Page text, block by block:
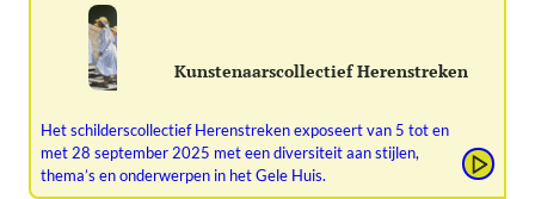
Kunstenaarscollectief Herenstreken
Het schilderscollectief Herenstreken exposeert van 5 tot en
met 28 september 2025 met een diversiteit aan stijlen,
thema’s en onderwerpen in het Gele Huis.